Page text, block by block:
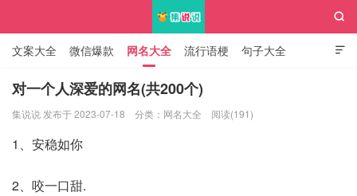

文案大全 微信爆款 网名大全 流行语梗 句子大全
知识大全

对一个人深爱的网名(共200个)
集说说 发布于 2023-07-18 分类： 网名大全 阅读(191)
1、安稳如你
2、咬一口甜.